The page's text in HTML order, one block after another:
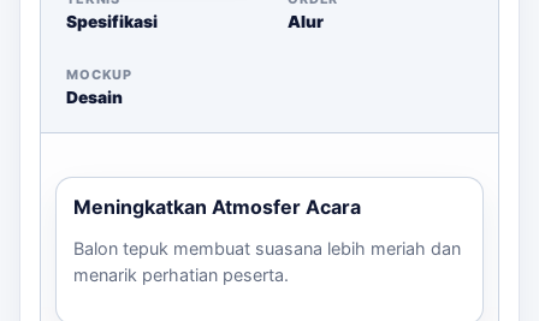
kebutuhan utama.
Spesifikasi Alur
MOCKUP
Desain
Meningkatkan Atmosfer Acara
Balon tepuk membuat suasana lebih meriah dan
menarik perhatian peserta.